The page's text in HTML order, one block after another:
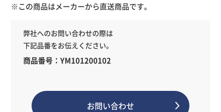
※この商品はメーカーから直送商品です。
弊社へのお問い合わせの際は
下記品番をお伝えください。
商品番号：YM101200102
お問い合わせ